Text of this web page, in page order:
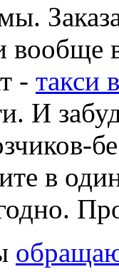
вообще
- такси
И
в